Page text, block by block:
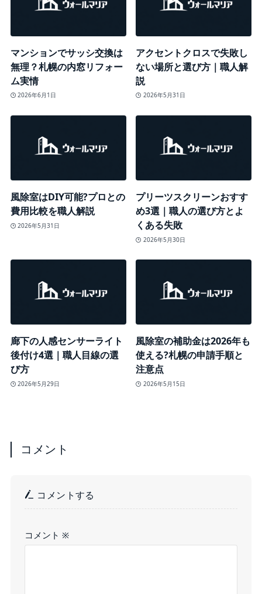
マンションでサッシ交換は
無理？札幌の内窓リフォー
ム実情
2026年6月1日
アクセントクロスで失敗し
ない場所と選び方｜職人解
説
2026年5月31日
風除室はDIY可能?プロとの
費用比較を職人解説
2026年5月31日
プリーツスクリーンおすす
め3選｜職人の選び方とよ
くある失敗
2026年5月30日
廊下の人感センサーライト
後付け4選｜職人目線の選
び方
2026年5月29日
風除室の補助金は2026年も
使える?札幌の申請手順と
注意点
2026年5月15日
コメント
コメントする
コメント※